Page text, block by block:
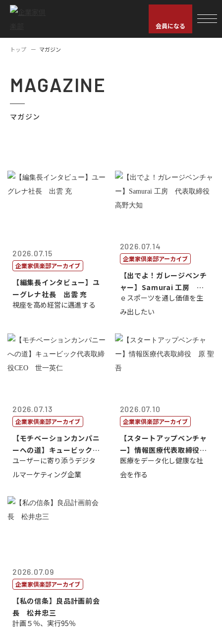
会員になる
トップ マガジン
MAGAZINE
マガジン
2026.07.15
企業家倶楽部アーカイブ
【編集長インタビュー】ユ
ーグレナ社長 出雲 充
視座を高め経営に邁進する
2026.07.14
企業家倶楽部アーカイブ
【出でよ！ガレージベンチ
ャー】Samurai 工房 代
表取締...
ｅスポーツを通し価値を生
み出したい
2026.07.13
企業家倶楽部アーカイブ
【モチベーションカンパニ
ーへの道】キュービック代
表取締役CE...
ユーザーに寄り添うデジタ
ルマーケティング企業
2026.07.10
企業家倶楽部アーカイブ
【スタートアップベンチャ
ー】情報医療代表取締役
原 聖吾
医療をデータ化し健康な社
会を作る
2026.07.09
企業家倶楽部アーカイブ
【私の信条】良品計画前会
長 松井忠三
計画５％、実行95％